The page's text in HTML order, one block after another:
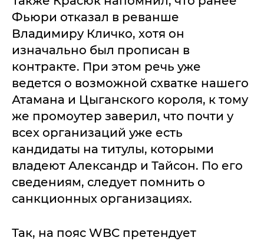
Фьюри отказал в реванше
Владимиру Кличко, хотя он
изначально был прописан в
контракте. При этом речь уже
ведется о возможной схватке нашего
Атамана и Цыганского короля, к тому
же промоутер заверил, что почти у
всех организаций уже есть
кандидаты на титулы, которыми
владеют Александр и Тайсон. По его
сведениям, следует помнить о
санкционных организациях.
Так, на пояс WBC претендует